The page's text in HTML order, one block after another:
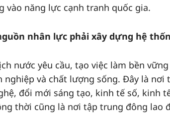
vào năng lực cạnh tranh quốc gia.
nhân lực phải xây dựng hệ
nước yêu cầu, tạo việc làm bền
và chất lượng sống. Đây là nơi
đổi mới sáng tạo, kinh tế số, kinh
thời cũng là nơi tập trung đông lao